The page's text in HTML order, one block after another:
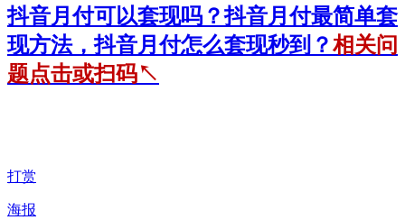
抖音月付可以套现吗？抖音月付最简单套
现方法，抖音月付怎么套现秒到？相关问
题点击或扫码↖
打赏
海报